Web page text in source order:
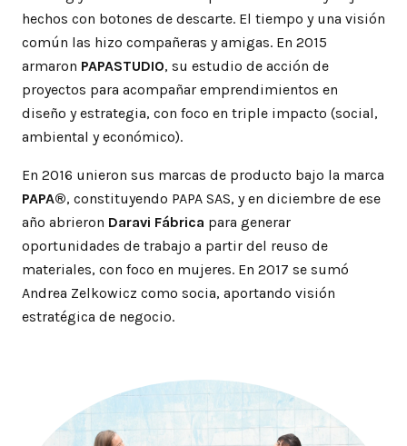
hechos con botones de descarte. El tiempo y una visión
común las hizo compañeras y amigas. En 2015
armaron PAPASTUDIO, su estudio de acción de
proyectos para acompañar emprendimientos en
diseño y estrategia, con foco en triple impacto (social,
ambiental y económico).
En 2016 unieron sus marcas de producto bajo la marca
PAPA®, constituyendo PAPA SAS, y en diciembre de ese
año abrieron Daravi Fábrica para generar
oportunidades de trabajo a partir del reuso de
materiales, con foco en mujeres. En 2017 se sumó
Andrea Zelkowicz como socia, aportando visión
estratégica de negocio.